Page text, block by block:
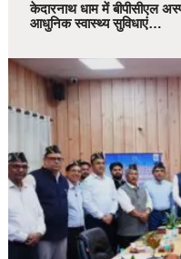
केदारनाथ धाम में बीपीसीएल
आधुनिक स्वास्थ्य सुविधाएं…